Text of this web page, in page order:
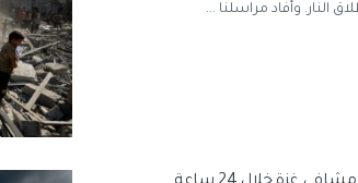
وأفاد مراسلنا ...